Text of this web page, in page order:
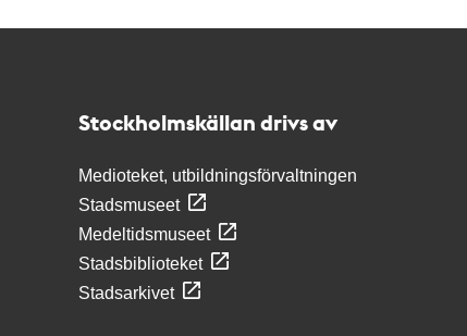
Stockholmskällan drivs av
Medioteket, utbildningsförvaltningen
Stadsmuseet
Medeltidsmuseet
Stadsbiblioteket
Stadsarkivet